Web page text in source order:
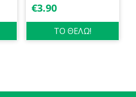
€3.90
ΤΟ ΘΕΛΩ!